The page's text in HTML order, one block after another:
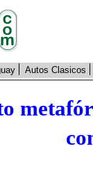
Autos Clasicos